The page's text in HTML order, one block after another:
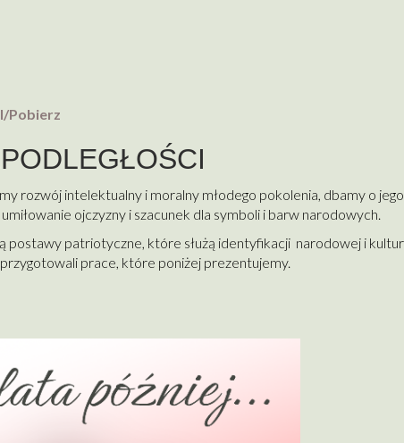
Pobierz
rozwój intelektualny i moralny młodego pokolenia, dbamy o jego
ojczyzny i szacunek dla symboli i barw narodowych.
postawy patriotyczne, które służą identyfikacji narodowej i
prace, które poniżej prezentujemy.